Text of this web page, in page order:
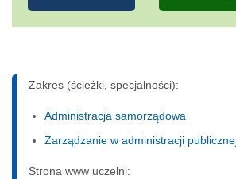
Zakres (ścieżki, specjalności):
Administracja samorządowa
Zarządzanie w administracji
Strona www uczelni: